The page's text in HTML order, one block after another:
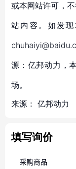
或本网站许可，
站内容。如发
源：亿邦动力，
场。
来源： 亿邦动力
填写询价